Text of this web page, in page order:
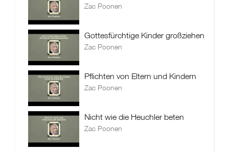
Zac Poonen
Gottesfürchtige Kinder großziehen
Zac Poonen
Pflichten von Eltern und Kindern
Zac Poonen
Nicht wie die Heuchler beten
Zac Poonen